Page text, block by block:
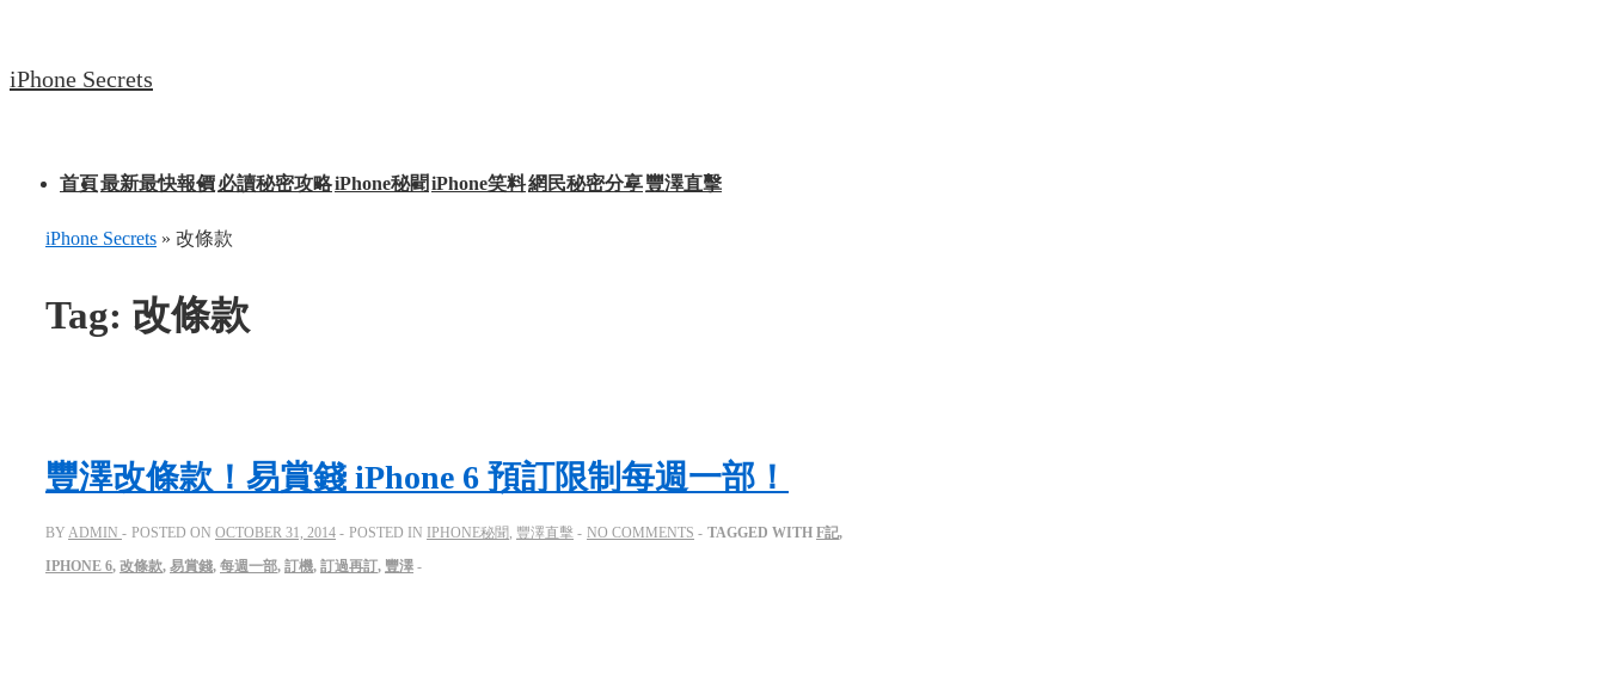
to
iPhone Secrets
Main
Navigation
首頁最新最快報價必讀秘密攻略iPhone秘聞 iPhone笑料網民秘密分享豐澤直擊
iPhone Secrets » 改條款
Tag: 改條款
豐澤改條款！易賞錢 iPhone 6 預訂限制每週一部！
BY ADMIN POSTED ON OCTOBER 31, 2014 POSTED IN IPHONE秘聞, 豐澤直擊 NO COMMENTS TAGGED WITH F記,
IPHONE 6, 改條款, 易賞錢, 每週一部, 訂機, 訂過再訂, 豐澤